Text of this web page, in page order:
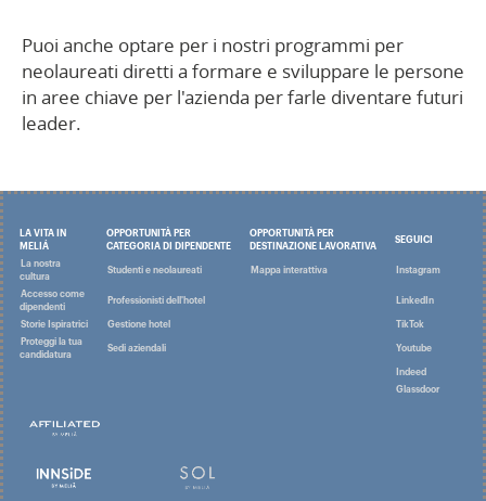
Puoi anche optare per i nostri programmi per
neolaureati diretti a formare e sviluppare le persone
in aree chiave per l'azienda per farle diventare futuri
leader.
LA VITA IN
MELIÁ
OPPORTUNITÀ PER
CATEGORIA DI DIPENDENTE
OPPORTUNITÀ PER
DESTINAZIONE LAVORATIVA
SEGUICI
La nostra
cultura
Studenti e neolaureati Mappa interattiva Instagram
Accesso come
dipendenti
Professionisti dell'hotel LinkedIn
Storie Ispiratrici Gestione hotel
TikTok
Proteggi la tua
candidatura
Sedi aziendali Youtube
Indeed
Glassdoor